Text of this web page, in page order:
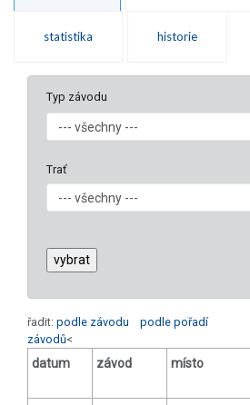
statistika historie
Typ závodu
Trať
řadit: podle závodu podle pořadí
závodů<
datum závod místo